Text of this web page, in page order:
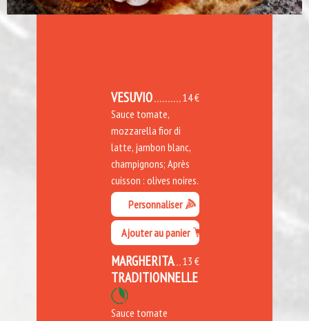
14 €
VESUVIO
Sauce tomate,
mozzarella fior di
latte, jambon blanc,
champignons; Après
cuisson : olives noires.
Personnaliser
Ajouter au panier
13 €
MARGHERITA
TRADITIONNELLE
Sauce tomate